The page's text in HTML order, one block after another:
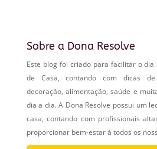
Sobre a Dona Resolve
Este blog foi criado para facilitar o dia
de Casa, contando com dicas de
decoração, alimentação, saúde e
dia a dia. A Dona Resolve possui um
casa, contando com profissionais
proporcionar bem-estar à todos os